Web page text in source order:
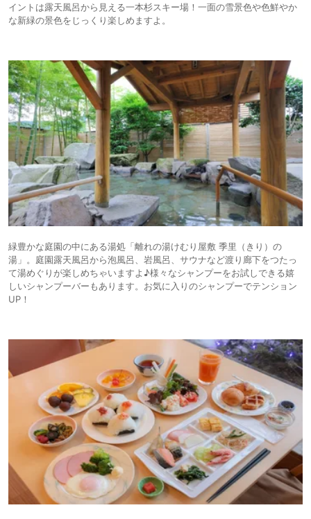
イントは露天風呂から見える一本杉スキー場！一面の雪景色や色鮮やか
な新緑の景色をじっくり楽しめますよ。
緑豊かな庭園の中にある湯処「離れの湯けむり屋敷 季里（きり）の
湯」。庭園露天風呂から泡風呂、岩風呂、サウナなど渡り廊下をつたっ
て湯めぐりが楽しめちゃいますよ♪様々なシャンプーをお試しできる嬉
しいシャンプーバーもあります。お気に入りのシャンプーでテンション
UP！